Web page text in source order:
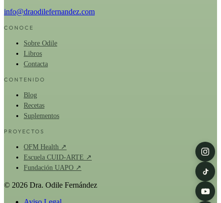
info@draodilefernandez.com
CONOCE
Sobre Odile
Libros
Contacta
CONTENIDO
Blog
Recetas
Suplementos
PROYECTOS
OFM Health ↗
Escuela CUID-ARTE ↗
Fundación UAPO ↗
© 2026 Dra. Odile Fernández